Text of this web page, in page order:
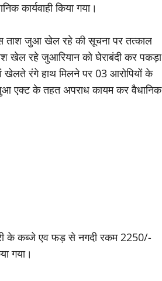
कार्यवाही किया गया।
ताश जुआ खेल रहे की सूचना पर तत्काल
खेल रहे जुआरियान को घेराबंदी कर पकड़ा
रंगे हाथ मिलने पर 03 आरोपियों के
एक्ट के तहत अपराध कायम कर वैधानिक
के कब्जे एव फड़ से नगदी रकम 2250/-
गया।